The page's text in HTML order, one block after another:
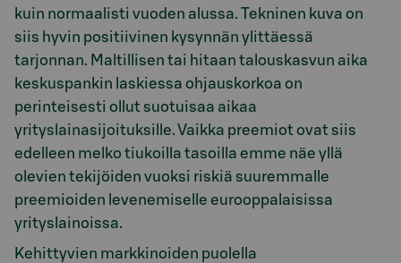
kuin normaalisti vuoden alussa. Tekninen kuva on
siis hyvin positiivinen kysynnän ylittäessä
tarjonnan. Maltillisen tai hitaan talouskasvun aika
keskuspankin laskiessa ohjauskorkoa on
perinteisesti ollut suotuisaa aikaa
yrityslainasijoituksille. Vaikka preemiot ovat siis
edelleen melko tiukoilla tasoilla emme näe yllä
olevien tekijöiden vuoksi riskiä suuremmalle
preemioiden levenemiselle eurooppalaisissa
yrityslainoissa.
Kehittyvien markkinoiden puolella